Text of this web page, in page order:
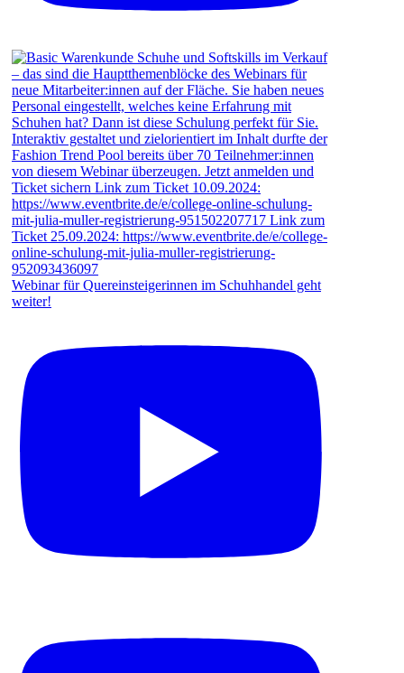
Webinar für Quereinsteigerinnen im Schuhhandel geht
weiter!